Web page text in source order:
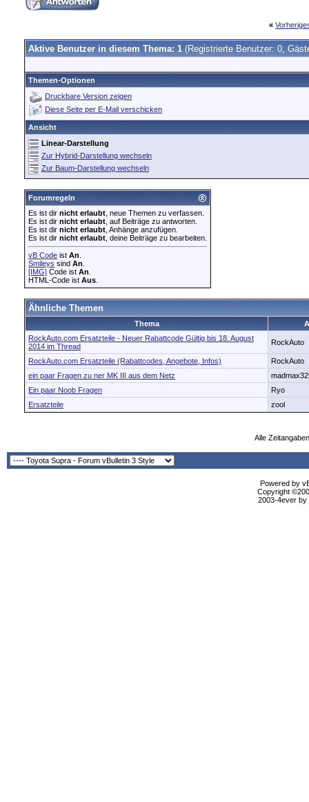
«
Aktive Benutzer in diesem Thema: 1 (Registrierte Benutzer: 0,
Themen-Optionen
Druckbare Version zeigen
Diese Seite per E-Mail verschicken
Ansicht
Linear-Darstellung
Zur Hybrid-Darstellung wechseln
Zur Baum-Darstellung wechseln
Forumregeln
Es ist dir nicht erlaubt , neue Themen zu verfassen.
Es ist dir nicht erlaubt , auf Beiträge zu antworten.
Es ist dir nicht erlaubt , Anhänge anzufügen.
Es ist dir nicht erlaubt , deine Beiträge zu bearbeiten.
vB Code ist An
Smileys sind An
[IMG] Code ist An
HTML-Code ist Aus
Ähnliche Themen
Thema
RockAuto.com Ersatzteile - Neuer Rabattcode Gültig bis 18. August
2014 im Thread
RockAuto
RockAuto.com Ersatzteile (Rabattcodes, Angebote, Infos)
RockAuto
ein paar Fragen zu ner MK III aus dem Netz
Ein paar Noob Fragen
Ryo
Ersatzteile
zool
Alle
Powered by
Copyright
2003-4ever by